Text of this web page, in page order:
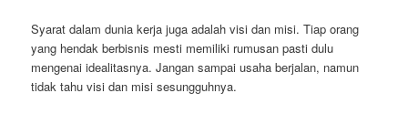
Syarat dalam dunia kerja juga adalah visi dan misi. Tiap orang
yang hendak berbisnis mesti memiliki rumusan pasti dulu
mengenai idealitasnya. Jangan sampai usaha berjalan, namun
tidak tahu visi dan misi sesungguhnya.